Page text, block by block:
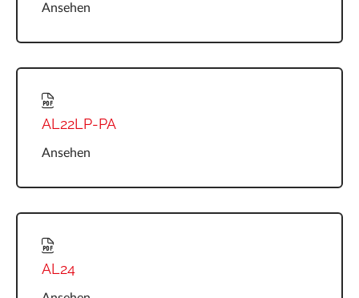
Ansehen
AL22LP-PA
Ansehen
AL24